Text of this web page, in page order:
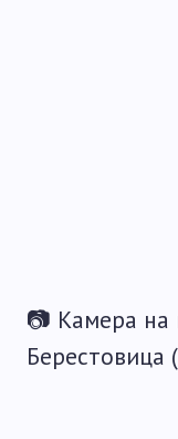
📷 Камера на
Берестовица